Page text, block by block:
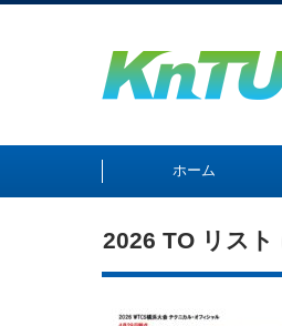
ホーム
2026 TO リス